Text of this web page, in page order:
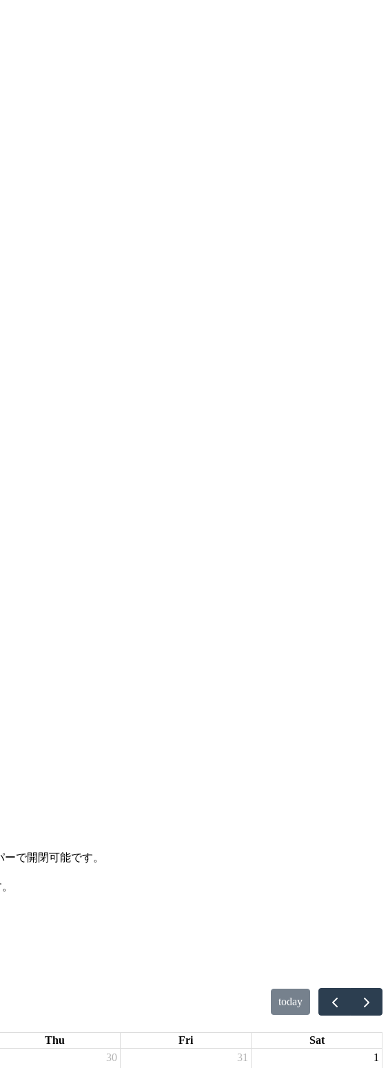
で開閉可能です。
today
Thu Fri
Sat
30 31 1